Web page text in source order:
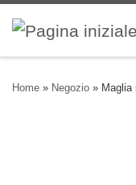
Skip to content
Home » Negozio » Maglia